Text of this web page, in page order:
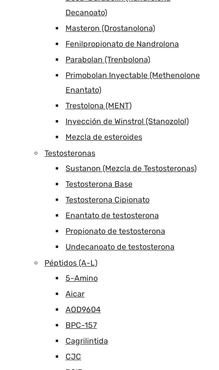
Decanoato)
Masteron (Drostanolona)
Fenilpropionato de Nandrolona
Parabolan (Trenbolona)
Primobolan Inyectable (Methenolone
Enantato)
Trestolona (MENT)
Inyección de Winstrol (Stanozolol)
Mezcla de esteroides
Testosteronas
Sustanon (Mezcla de Testosteronas)
Testosterona Base
Testosterona Cipionato
Enantato de testosterona
Propionato de testosterona
Undecanoato de testosterona
Péptidos (A-L)
5-Amino
Aicar
AOD9604
BPC-157
Cagrilintida
CJC